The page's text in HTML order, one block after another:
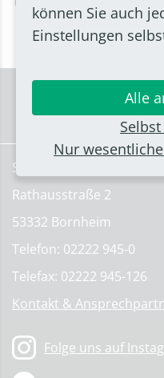
Stadt Bornheim
Rathausstraße 2
53332 Bornheim
Telefon: 02222 945-0
Telefax: 02222 945-126
Kontakt &
Folge uns auf
können Sie auch
Einstellungen
Alle
Nur